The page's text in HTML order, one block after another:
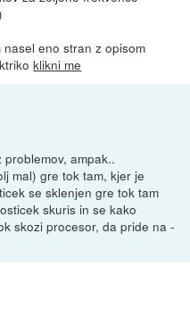
eno stran z opisom
klikni me
ampak..
mal) gre tok tam, kjer je
se sklenjen gre tok tam
skuris in se kako
skozi procesor, da pride na -